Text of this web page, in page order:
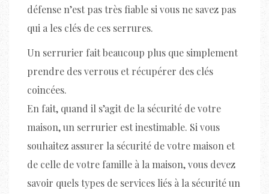
défense n’est pas très fiable si vous ne savez pas
qui a les clés de ces serrures.
Un serrurier fait beaucoup plus que simplement
prendre des verrous et récupérer des clés
coincées.
En fait, quand il s’agit de la sécurité de votre
maison, un serrurier est inestimable. Si vous
souhaitez assurer la sécurité de votre maison et
de celle de votre famille à la maison, vous devez
savoir quels types de services liés à la sécurité un